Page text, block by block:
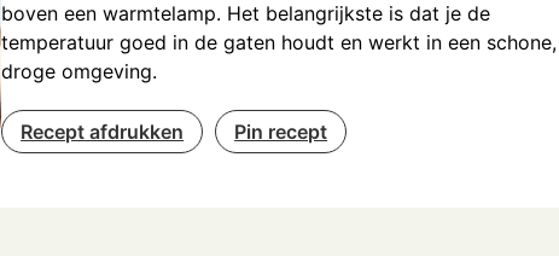
boven een warmtelamp. Het belangrijkste is dat je de
temperatuur goed in de gaten houdt en werkt in een schone,
droge omgeving.
Recept afdrukken Pin recept